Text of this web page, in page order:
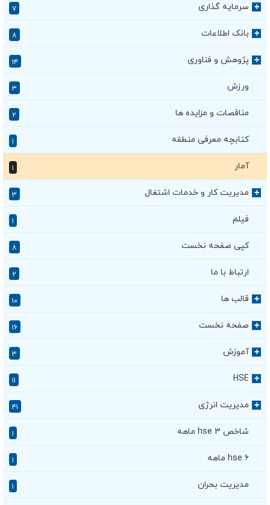
+ سرمایه گذاری ۷
+ بانک اطلاعات ۸
+ پژوهش و فناوری ۱۴
ورزش ۳
مناقصات و مزایده ها ۲
کتابچه معرفی منطقه
آمار
+ مدیریت کار و خدمات اشتغال ۳
فیلم
کپی صفحه نخست ۸
ارتباط با ما ۲
+ قالب ها ۱۰
+ صفحه نخست ۱۶
+ آموزش ۳
+
HSE
+ مدیریت انرژی ۴۱
شاخص hse ۳ ماهه
hse ۶ ماهه
مدیریت بحران